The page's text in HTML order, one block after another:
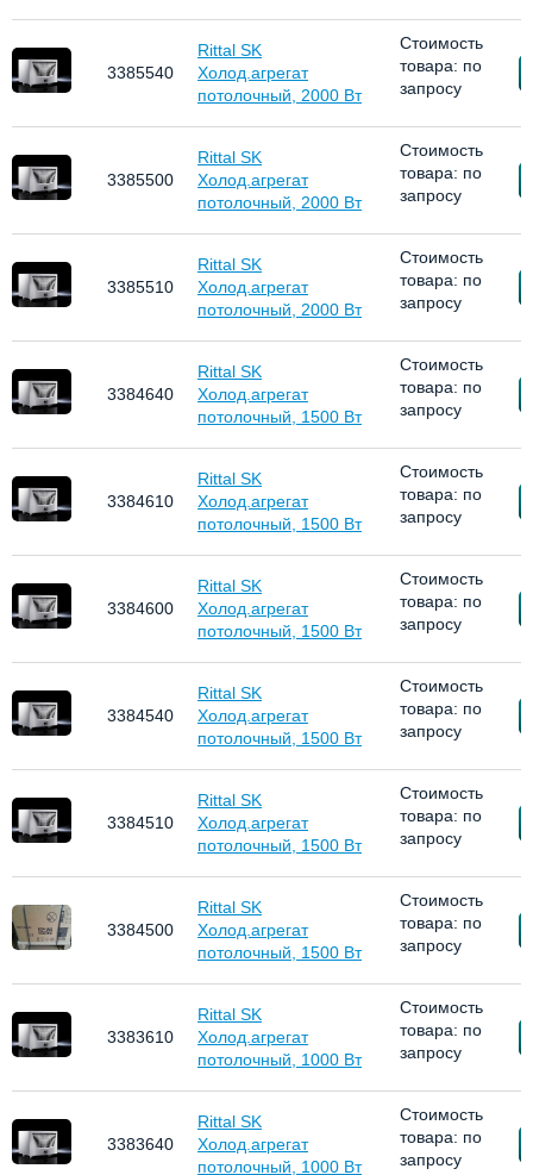
3385540
Rittal SK
Холод.агрегат
потолочный, 2000 Вт
Стоимость
товара: по
запросу
3385500
Rittal SK
Холод.агрегат
потолочный, 2000 Вт
Стоимость
товара: по
запросу
3385510
Rittal SK
Холод.агрегат
потолочный, 2000 Вт
Стоимость
товара: по
запросу
3384640
Rittal SK
Холод.агрегат
потолочный, 1500 Вт
Стоимость
товара: по
запросу
3384610
Rittal SK
Холод.агрегат
потолочный, 1500 Вт
Стоимость
товара: по
запросу
3384600
Rittal SK
Холод.агрегат
потолочный, 1500 Вт
Стоимость
товара: по
запросу
3384540
Rittal SK
Холод.агрегат
потолочный, 1500 Вт
Стоимость
товара: по
запросу
3384510
Rittal SK
Холод.агрегат
потолочный, 1500 Вт
Стоимость
товара: по
запросу
3384500
Rittal SK
Холод.агрегат
потолочный, 1500 Вт
Стоимость
товара: по
запросу
3383610
Rittal SK
Холод.агрегат
потолочный, 1000 Вт
Стоимость
товара: по
запросу
3383640
Rittal SK
Холод.агрегат
потолочный, 1000 Вт
Стоимость
товара: по
запросу